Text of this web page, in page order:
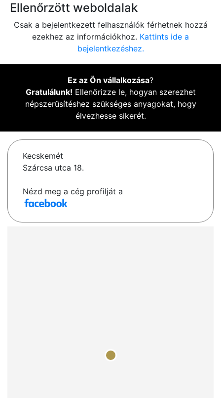
Ellenőrzött weboldalak
Csak a bejelentkezett felhasználók férhetnek hozzá
ezekhez az információkhoz. Kattints ide a
bejelentkezéshez.
Ez az Ön vállalkozása?
Gratulálunk! Ellenőrizze le, hogyan szerezhet
népszerűsítéshez szükséges anyagokat, hogy
élvezhesse sikerét.
Kecskemét
Szárcsa utca 18.
Nézd meg a cég profilját a